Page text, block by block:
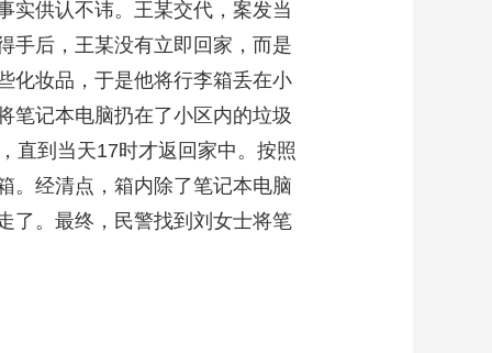
实供认不讳。王某交代，案发当
手后，王某没有立即回家，而是
化妆品，于是他将行李箱丢在小
笔记本电脑扔在了小区内的垃圾
直到当天17时才返回家中。按照
。经清点，箱内除了笔记本电脑
了。最终，民警找到刘女士将笔